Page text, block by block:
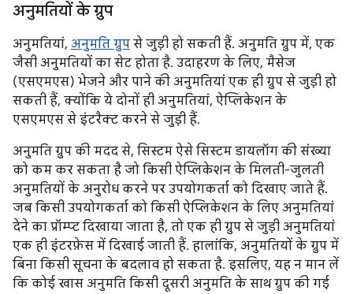
अनुमतियों के ग्रुप
अनुमतियां, अनुमति ग्रुप से जुड़ी हो सकती हैं. अनुमति ग्रुप में, एक
जैसी अनुमतियों का सेट होता है. उदाहरण के लिए, मैसेज
(एसएमएस) भेजने और पाने की अनुमतियां एक ही ग्रुप से जुड़ी हो
सकती हैं, क्योंकि ये दोनों ही अनुमतियां, ऐप्लिकेशन के
एसएमएस से इंटरैक्ट करने से जुड़ी हैं.
अनुमति ग्रुप की मदद से, सिस्टम ऐसे सिस्टम डायलॉग की संख्या
को कम कर सकता है जो किसी ऐप्लिकेशन के मिलती-जुलती
अनुमतियों के अनुरोध करने पर उपयोगकर्ता को दिखाए जाते हैं.
जब किसी उपयोगकर्ता को किसी ऐप्लिकेशन के लिए अनुमतियां
देने का प्रॉम्प्ट दिखाया जाता है, तो एक ही ग्रुप से जुड़ी अनुमतियां
एक ही इंटरफ़ेस में दिखाई जाती हैं. हालांकि, अनुमतियों के ग्रुप में
बिना किसी सूचना के बदलाव हो सकता है. इसलिए, यह न मान लें
कि कोई खास अनुमति किसी दूसरी अनुमति के साथ ग्रुप की गई